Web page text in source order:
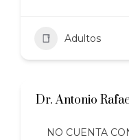
Adultos
Dr. Antonio
NO CUENTA